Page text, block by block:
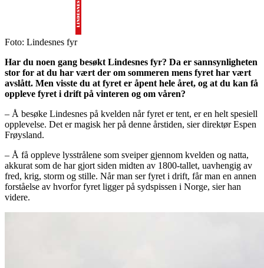
Foto: Lindesnes fyr
Har du noen gang besøkt Lindesnes fyr? Da er sannsynligheten
stor for at du har vært der om sommeren mens fyret har vært
avslått. Men visste du at fyret er åpent hele året, og at du kan få
oppleve fyret i drift på vinteren og om våren?
– Å besøke Lindesnes på kvelden når fyret er tent, er en helt spesiell
opplevelse. Det er magisk her på denne årstiden, sier direktør Espen
Frøysland.
– Å få oppleve lysstrålene som sveiper gjennom kvelden og natta,
akkurat som de har gjort siden midten av 1800-tallet, uavhengig av
fred, krig, storm og stille. Når man ser fyret i drift, får man en annen
forståelse av hvorfor fyret ligger på sydspissen i Norge, sier han
videre.